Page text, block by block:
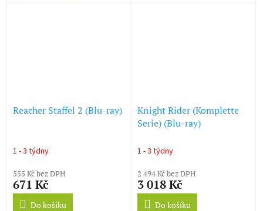
Reacher Staffel 2 (Blu-ray)
1 - 3 týdny
555 Kč bez DPH
671 Kč
Do košíku
Knight Rider (Komplette
Serie) (Blu-ray)
1 - 3 týdny
2 494 Kč bez DPH
3 018 Kč
Do košíku